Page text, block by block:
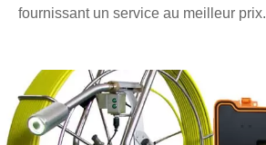
fournissant un service au meilleur prix.